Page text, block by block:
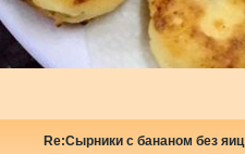
Re:Сырники с бананом без яиц